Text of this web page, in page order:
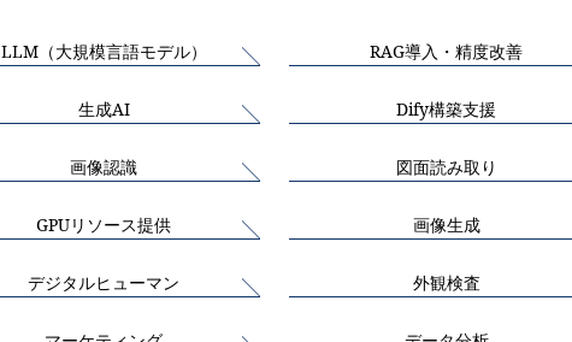
LLM（大規模言語モデル） RAG導入・精度改善
生成AI Dify構築支援
画像認識 図面読み取り
GPUリソース提供 画像生成
デジタルヒューマン 外観検査